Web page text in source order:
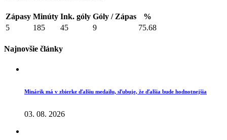
Zápasy Minúty Ink. góly Góly / Zápas
%
5
185 45 9 75.68
Najnovšie články
Minárik má v zbierke ďalšiu medailu, sľubuje, že ďalšia bude hodnotnejšia
03. 08. 2026